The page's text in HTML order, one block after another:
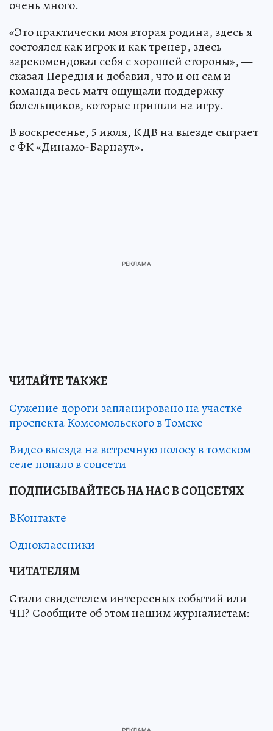
очень много.
«Это практически моя вторая родина, здесь я
состоялся как игрок и как тренер, здесь
зарекомендовал себя с хорошей стороны», —
сказал Передня и добавил, что и он сам и
команда весь матч ощущали поддержку
болельщиков, которые пришли на игру.
В воскресенье, 5 июля, КДВ на выезде сыграет
с ФК «Динамо-Барнаул».
ЧИТАЙТЕ ТАКЖЕ
Сужение дороги запланировано на участке
проспекта Комсомольского в Томске
Видео выезда на встречную полосу в томском
селе попало в соцсети
ПОДПИСЫВАЙТЕСЬ НА НАС В СОЦСЕТЯХ
ВКонтакте
Одноклассники
ЧИТАТЕЛЯМ
Стали свидетелем интересных событий или
ЧП? Сообщите об этом нашим журналистам: